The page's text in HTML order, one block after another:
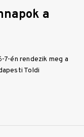
a
én rendezik meg a
Toldi